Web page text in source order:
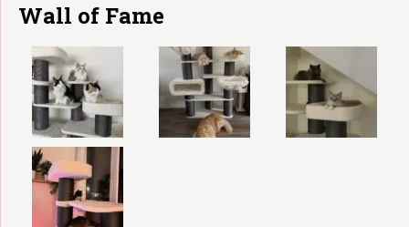
Wall of Fame